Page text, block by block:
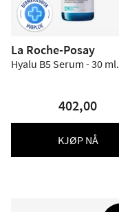
La Roche-Posay
Hyalu B5 Serum - 30 ml.
402,00
KJØP NÅ